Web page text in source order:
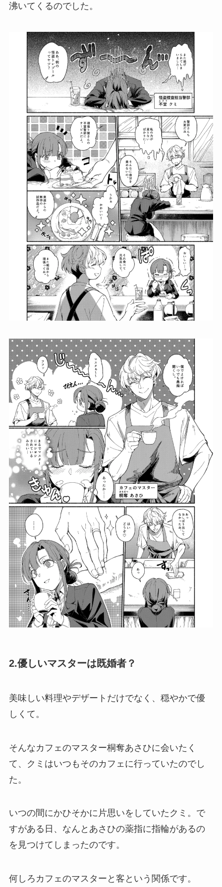
沸いてくるのでした。
2.優しいマスターは既婚者？
美味しい料理やデザートだけでなく、穏やかで優
しくて。
そんなカフェのマスター桐奪あさひに会いたく
て、クミはいつもそのカフェに行っていたのでし
た。
いつの間にかひそかに片思いをしていたクミ。で
すがある日、なんとあさひの薬指に指輪があるの
を見つけてしまったのです。
何しろカフェのマスターと客という関係です。